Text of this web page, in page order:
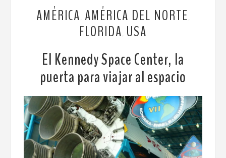
AMÉRICA AMÉRICA DEL NORTE
FLORIDA USA
El Kennedy Space Center, la
puerta para viajar al espacio